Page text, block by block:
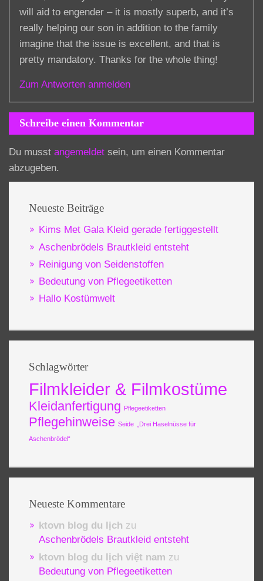
will aid to engender – it is mostly superb, and it’s
really helping our son in addition to the family
imagine that the issue is excellent, and that is
pretty mandatory. Thanks for the whole thing!
Zum Antworten anmelden
Schreibe einen Kommentar
Du musst angemeldet sein, um einen Kommentar
abzugeben.
Neueste Beiträge
Kims Met Gala Kleid gerade fertiggestellt
Aschenbrödels Brautkleid entsteht
Reinigung von Seidenstoffen
Bedeutung von Pflegeetiketten
Hallo Kostümwelt
Schlagwörter
Filmkleider & Filmkostüme
Kleidanfertigung Pflegeetiketten
Pflegehinweise Seide „Drei Haselnüsse für
Aschenbrödel“
Neueste Kommentare
ktovn blog du lịch zu
Aschenbrödels Brautkleid entsteht
ktovn blog du lịch việt nam zu
Bedeutung von Pflegeetiketten